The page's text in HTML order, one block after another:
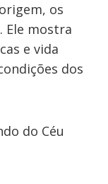
os
Ele mostra
e vida
dos
do Céu